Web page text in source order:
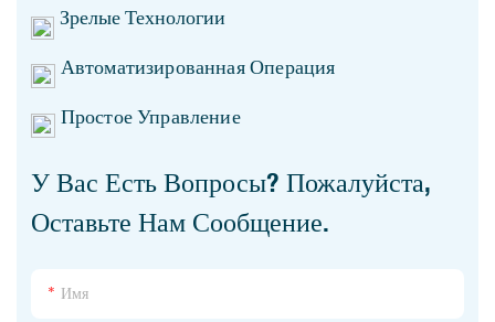
Зрелые Технологии
Автоматизированная Операция
Простое Управление
У Вас Есть Вопросы? Пожалуйста,
Оставьте Нам Сообщение.
Имя